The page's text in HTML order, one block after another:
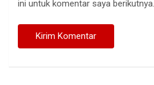
ini untuk komentar saya berikutnya.